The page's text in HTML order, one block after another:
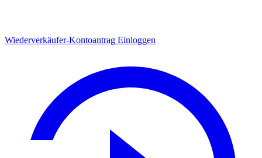
Wiederverkäufer-Kontoantrag Einloggen